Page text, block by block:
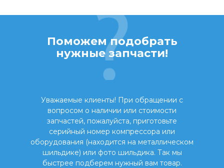
Поможем подобрать
нужные запчасти!
Уважаемые клиенты! При обращении с
вопросом о наличии или стоимости
запчастей, пожалуйста, приготовьте
серийный номер компрессора или
оборудования (находится на металлическом
шильдике) или фото шильдика. Так мы
быстрее подберем нужный вам товар.